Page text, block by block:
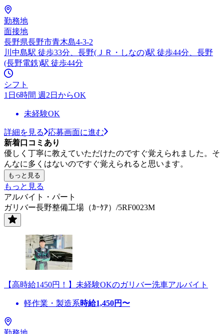
勤務地
面接地
長野県長野市青木島4-3-2
川中島駅 徒歩33分、長野(ＪＲ・しなの)駅 徒歩44分、長野
(長野電鉄)駅 徒歩44分
シフト
1日6時間 週2日からOK
未経験OK
詳細を見る
応募画面に進む
新着口コミあり
優しく丁寧に教えていただけたのですぐ覚えられました。そ
んなに多くはないのですぐ覚えられると思います。
もっと見る
もっと見る
アルバイト・パート
ガリバー長野整備工場（ｶｰｹｱ）/5RF0023M
【高時給1450円！】未経験OKのガリバー洗車アルバイト
軽作業・製造系時給1,450円〜